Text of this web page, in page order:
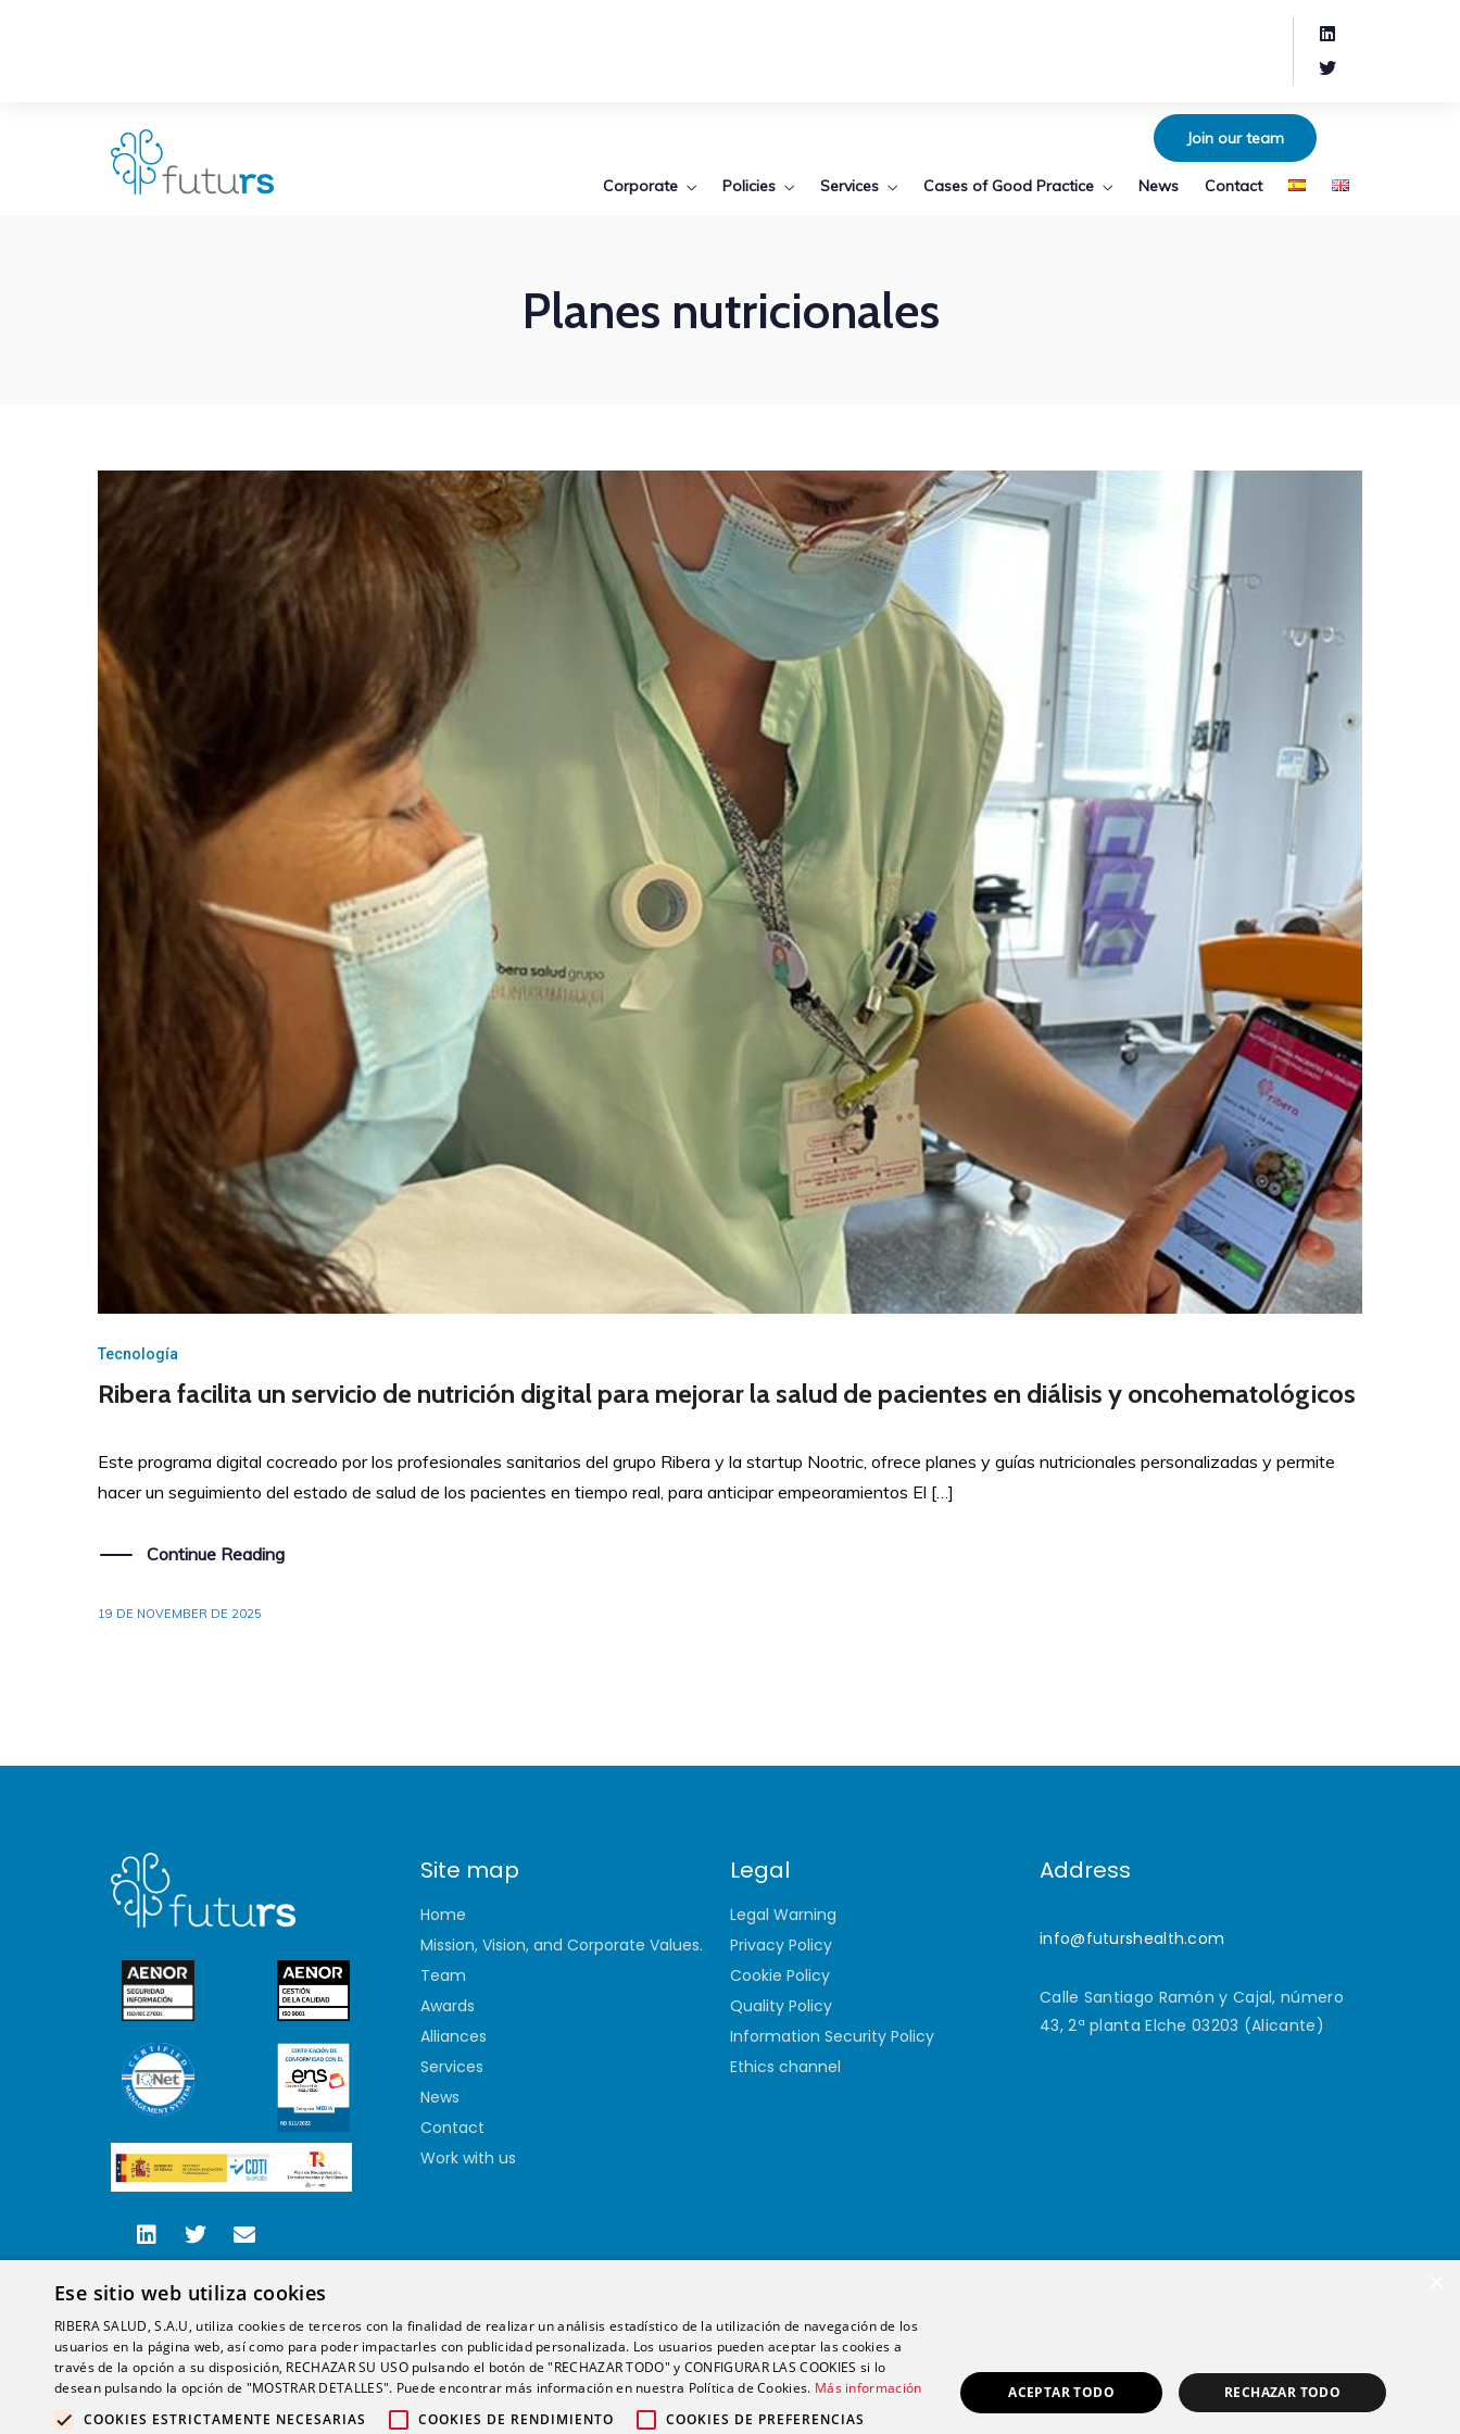
Join our team
Corporate Policies Services Cases of Good Practice News Contact
Planes nutricionales
Tecnología
Ribera facilita un servicio de nutrición digital para mejorar la salud de pacientes en diálisis y oncohematológicos
Este programa digital cocreado por los profesionales sanitarios del grupo Ribera y la startup Nootric, ofrece planes y guías nutricionales personalizadas y permite
hacer un seguimiento del estado de salud de los pacientes en tiempo real, para anticipar empeoramientos El […]
Continue Reading
19 DE NOVEMBER DE 2025
Site map
Home
Mission, Vision, and Corporate Values.
Team
Awards
Alliances
Services
News
Contact
Work with us
Legal
Legal Warning
Privacy Policy
Cookie Policy
Quality Policy
Information Security Policy
Ethics channel
Address
info@futurshealth.com
Calle Santiago Ramón y Cajal, número
43, 2ª planta Elche 03203 (Alicante)
English
Español
Copyright 2020. Futurs Health. v 4.0.
Ese sitio web utiliza cookies
RIBERA SALUD, S.A.U, utiliza cookies de terceros con la finalidad de realizar un análisis estadístico de la utilización de navegación de los
usuarios en la página web, así como para poder impactarles con publicidad personalizada. Los usuarios pueden aceptar las cookies a
través de la opción a su disposición, RECHAZAR SU USO pulsando el botón de "RECHAZAR TODO" y CONFIGURAR LAS COOKIES si lo
desean pulsando la opción de "MOSTRAR DETALLES". Puede encontrar más información en nuestra Política de Cookies. Más información
COOKIES ESTRICTAMENTE NECESARIAS
COOKIES DE RENDIMIENTO COOKIES DE PREFERENCIAS
ACEPTAR TODO RECHAZAR TODO